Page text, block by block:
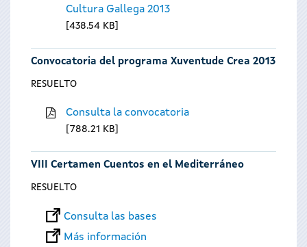
Cultura Gallega 2013
438.54 KB
Convocatoria del programa Xuventude Crea 2013
RESUELTO
Consulta la convocatoria
788.21 KB
VIII Certamen Cuentos en el Mediterráneo
RESUELTO
Consulta las bases
Más información